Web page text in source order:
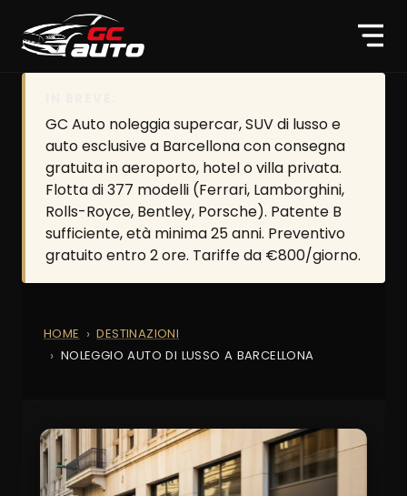
GC Auto noleggia supercar, SUV di lusso e
auto esclusive a Barcellona con consegna
gratuita in aeroporto, hotel o villa privata.
Flotta di 377 modelli (Ferrari, Lamborghini,
Rolls-Royce, Bentley, Porsche). Patente B
sufficiente, età minima 25 anni. Preventivo
gratuito entro 2 ore. Tariffe da €800/giorno.
HOME
DESTINAZIONI
NOLEGGIO AUTO DI LUSSO A BARCELLONA